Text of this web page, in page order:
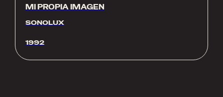
MI PROPIA IMAGEN
SONOLUX
1992